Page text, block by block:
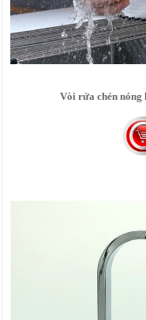
Vòi rửa chén nóng